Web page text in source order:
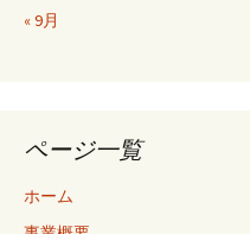
« 9月
ページ一覧
ホーム